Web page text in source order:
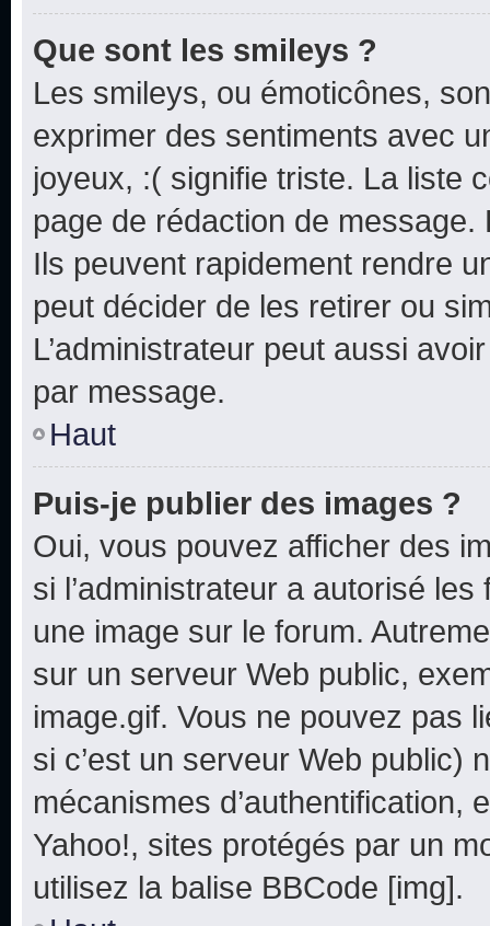
Que sont les smileys ?
Les smileys, ou émoticônes,
exprimer des sentiments avec
joyeux, :( signifie triste. La liste
page de rédaction de
Ils peuvent rapidement rendre
peut décider de les retirer ou
L’administrateur peut aussi
par message.
Haut
Puis-je publier des images ?
Oui, vous pouvez afficher des
si l’administrateur a autorisé
une image sur le forum.
sur un serveur Web public,
image.gif. Vous ne pouvez pas
si c’est un serveur Web public)
mécanismes d’authentification,
Yahoo!, sites protégés par un
utilisez la balise BBCode [img].